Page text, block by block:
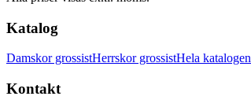
Katalog
Damskor grossistHerrskor grossistHela katalogen
Kontakt